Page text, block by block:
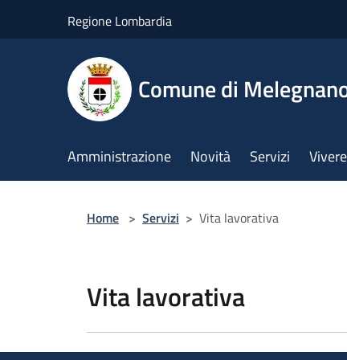
Regione Lombardia
Comune di
Amministrazione Novità Servizi
Home > Servizi > Vita lavorativa
Vita lavorativa